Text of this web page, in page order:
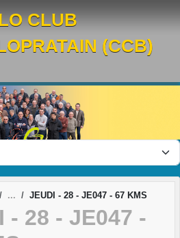
CLUB
(CCB)
JEUDI - 28 - JE047 - 67 KMS
- 28 - JE047 -